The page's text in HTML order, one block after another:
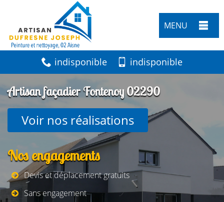
MENU
indisponible indisponible
Artisan façadier Fontenoy 02290
Voir nos réalisations
Nos engagements
Devis et déplacement gratuits
Sans engagement